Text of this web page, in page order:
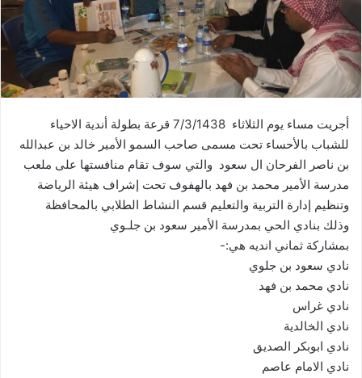
أجريت مساء يوم الثلاثاء 7/3/1438 قرعة بطولة أندية الاحياء
للشباب بالأحساء تحت مسمى صاحب السمو الأمير خالد بن عبدالله
بن ناصر الفرحان ال سعود والتي سوف تقام منافستها على ملعب
مدرسة الأمير محمد بن فهد بالهفوف تحت إشراف هيئة الرياضة
وتنظيم إدارة التربية والتعليم قسم النشاط الطلابي بالمحافظة
وذلك بنادي الحي بمدرسة الأمير سعود بن جلـوي
بمشاركة ثماني انديه هي:-
نادي سعود بن جلوي
نادي محمد بن فهد
نادي غراس
نادي الخالدية
نادي ابوبكر الصديق
نادي الامام عاصم